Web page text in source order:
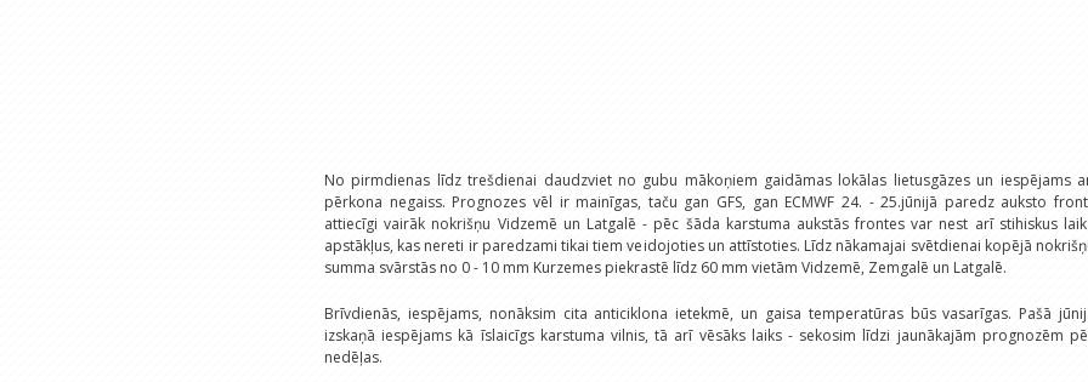
No pirmdienas līdz trešdienai daudzviet no gubu mākoņiem gaidāmas lokālas lietusgāzes un iespējams
pērkona negaiss. Prognozes vēl ir mainīgas, taču gan GFS, gan ECMWF 24. - 25.jūnijā paredz auksto
attiecīgi vairāk nokrišņu Vidzemē un Latgalē - pēc šāda karstuma aukstās frontes var nest arī stihiskus
apstākļus, kas nereti ir paredzami tikai tiem veidojoties un attīstoties. Līdz nākamajai svētdienai kopējā
summa svārstās no 0 - 10 mm Kurzemes piekrastē līdz 60 mm vietām Vidzemē, Zemgalē un Latgalē.
Brīvdienās, iespējams, nonāksim cita anticiklona ietekmē, un gaisa temperatūras būs vasarīgas. Pašā
izskaņā iespējams kā īslaicīgs karstuma vilnis, tā arī vēsāks laiks - sekosim līdzi jaunākajām prognozēm
nedēļas.